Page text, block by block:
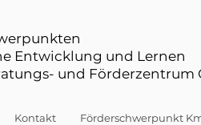
Entwicklung und Lernen
und Förderzentrum
Kontakt Förderschwerpunkt